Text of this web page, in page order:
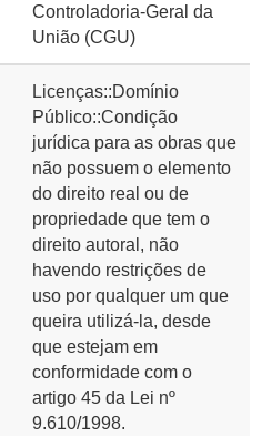
Controladoria-Geral da
União (CGU)
Licenças::Domínio
Público::Condição
jurídica para as obras que
não possuem o elemento
do direito real ou de
propriedade que tem o
direito autoral, não
havendo restrições de
uso por qualquer um que
queira utilizá-la, desde
que estejam em
conformidade com o
artigo 45 da Lei nº
9.610/1998.